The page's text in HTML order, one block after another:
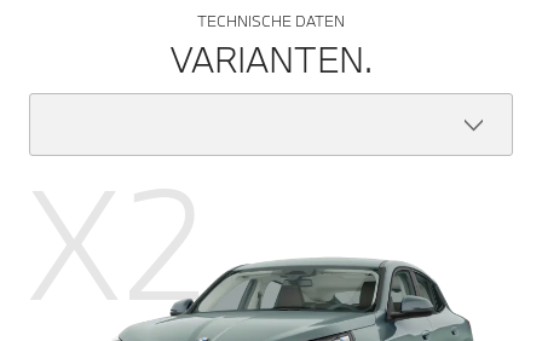
TECHNISCHE DATEN
VARIANTEN.
X2